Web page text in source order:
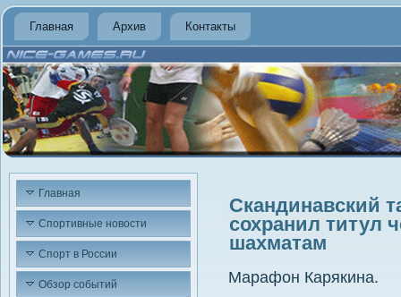
Главная Архив Контакты
Главная
Спортивные новости
Спорт в России
Обзор событий
Скандинавский
сохранил титул
шахматам
Марафон Карякина.